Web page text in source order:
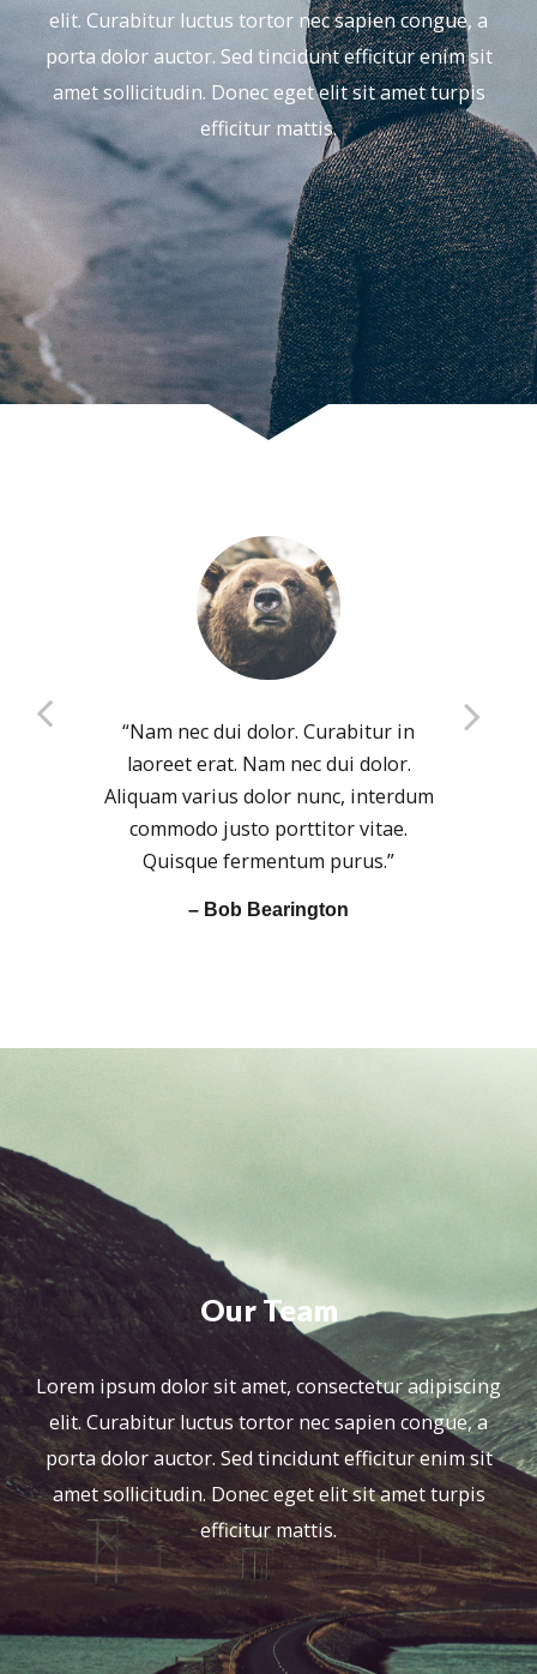
elit. Curabitur luctus tortor nec sapien congue, a
porta dolor auctor. Sed tincidunt efficitur enim sit
amet sollicitudin. Donec eget elit sit amet turpis
efficitur mattis.
“Nam nec dui dolor. Curabitur in
laoreet erat. Nam nec dui dolor.
Aliquam varius dolor nunc, interdum
commodo justo porttitor vitae.
Quisque fermentum purus.”
– Bob Bearington
– Brian Johnson
– Kelly Jones
Our Team
Lorem ipsum dolor sit amet, consectetur adipiscing
elit. Curabitur luctus tortor nec sapien congue, a
porta dolor auctor. Sed tincidunt efficitur enim sit
amet sollicitudin. Donec eget elit sit amet turpis
efficitur mattis.